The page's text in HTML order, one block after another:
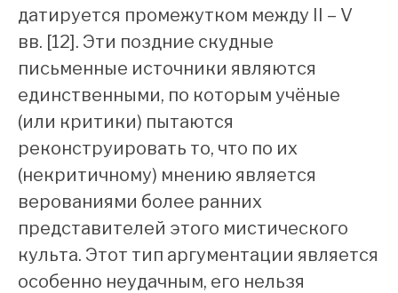
датируется промежутком между II – V
вв. [12]. Эти поздние скудные
письменные источники являются
единственными, по которым учёные
(или критики) пытаются
реконструировать то, что по их
(некритичному) мнению является
верованиями более ранних
представителей этого мистического
культа. Этот тип аргументации является
особенно неудачным, его нельзя